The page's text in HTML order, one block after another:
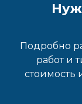
Подробно
работ и
стоимость